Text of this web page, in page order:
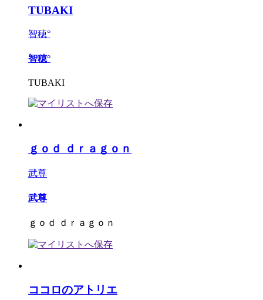
TUBAKI
智穂°
智穂°
TUBAKI
ｇｏｄ ｄｒａｇｏｎ
武尊
武尊
ｇｏｄ ｄｒａｇｏｎ
ココロのアトリエ